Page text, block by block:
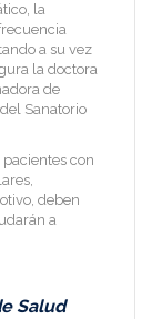
la
a su vez
la doctora
de
Sanatorio
con
deben
a
Salud